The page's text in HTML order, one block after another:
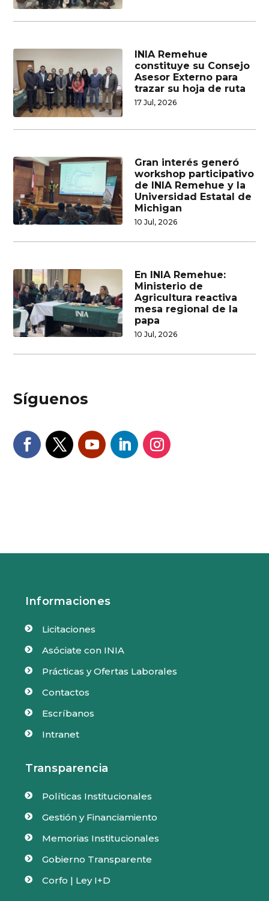
INIA Remehue
constituye su Consejo
Asesor Externo para
trazar su hoja de ruta
17 Jul, 2026
Gran interés generó
workshop participativo
de INIA Remehue y la
Universidad Estatal de
Michigan
10 Jul, 2026
En INIA Remehue:
Ministerio de
Agricultura reactiva
mesa regional de la
papa
10 Jul, 2026
Síguenos
Informaciones
 Licitaciones
 Asóciate con INIA
 Prácticas y Ofertas Laborales
 Contactos
 Escríbanos
 Intranet
Transparencia
 Políticas Institucionales
 Gestión y Financiamiento
 Memorias Institucionales
 Gobierno Transparente
 Corfo | Ley I+D